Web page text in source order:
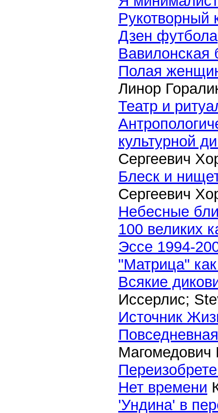
Рукотворный
Дзен футбола
Вавилонская
Полая
Линор
Театр и
культурной
Сергеевич
Блеск и
Сергеевич
Небесные
100 великих
Эссе 1994-
"Матрица"
Всякие
Иссерлис;
Источник
Магомедович
Нет времени
'Ундина' в